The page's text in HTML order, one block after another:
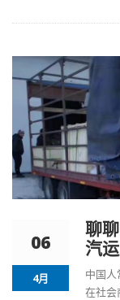
06
4月
聊
汽
中国人
在社会